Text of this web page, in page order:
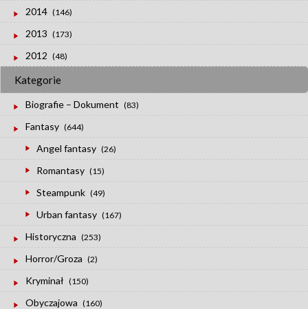
2014 (146)
2013 (173)
2012 (48)
Kategorie
Biografie – Dokument (83)
Fantasy (644)
Angel fantasy (26)
Romantasy (15)
Steampunk (49)
Urban fantasy (167)
Historyczna (253)
Horror/Groza (2)
Kryminał (150)
Obyczajowa (160)